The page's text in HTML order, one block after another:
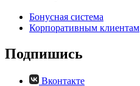
Бонусная система
Корпоративным клиентам
Подпишись
Вконтакте